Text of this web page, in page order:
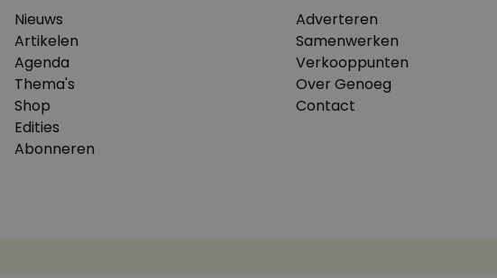
Nieuws
Artikelen
Agenda
Thema's
Shop
Edities
Abonneren
Adverteren
Samenwerken
Verkooppunten
Over Genoeg
Contact